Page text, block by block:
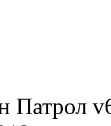
Патрол